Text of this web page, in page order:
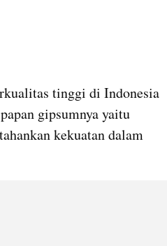
tinggi di Indonesia
gipsumnya yaitu
kekuatan dalam